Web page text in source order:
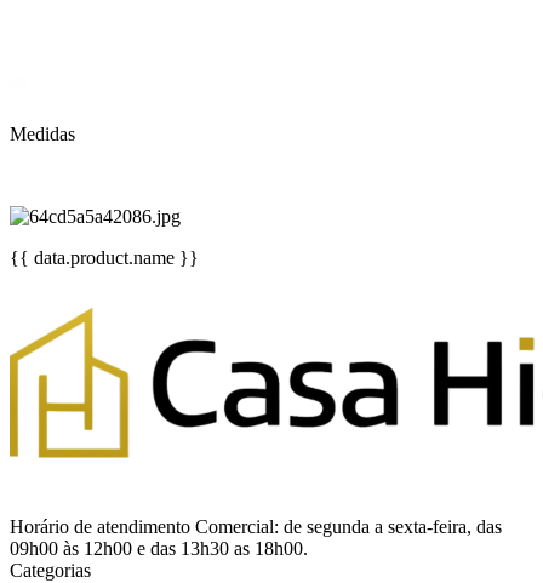
Medidas
{{ data.product.name }}
Horário de atendimento Comercial: de segunda a sexta-feira, das
09h00 às 12h00 e das 13h30 as 18h00.
Categorias